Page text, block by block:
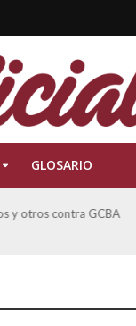
GLOSARIO
y otros contra GCBA